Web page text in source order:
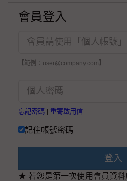
會員登入
【範例：user@company.com】
忘記密碼 重寄啟用信
記住帳號密碼
登入
★ 若您是第一次使用會員資料